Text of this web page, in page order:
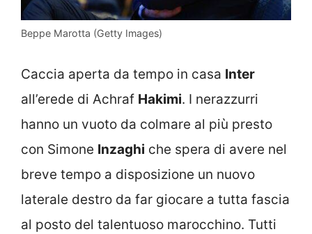
Beppe Marotta (Getty Images)
Caccia aperta da tempo in casa Inter
all’erede di Achraf Hakimi. I nerazzurri
hanno un vuoto da colmare al più presto
con Simone Inzaghi che spera di avere nel
breve tempo a disposizione un nuovo
laterale destro da far giocare a tutta fascia
al posto del talentuoso marocchino. Tutti